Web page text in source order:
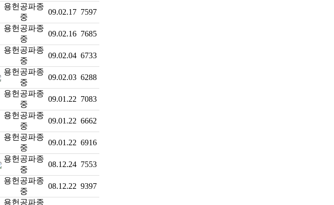
용헌공파종
중
09.02.17 7597
용헌공파종
중
09.02.16 7685
용헌공파종
중
09.02.04 6733
용헌공파종
중
09.02.03 6288
용헌공파종
중
09.01.22 7083
용헌공파종
중
09.01.22 6662
용헌공파종
중
09.01.22 6916
용헌공파종
중
08.12.24 7553
용헌공파종
중
08.12.22 9397
용헌공파종